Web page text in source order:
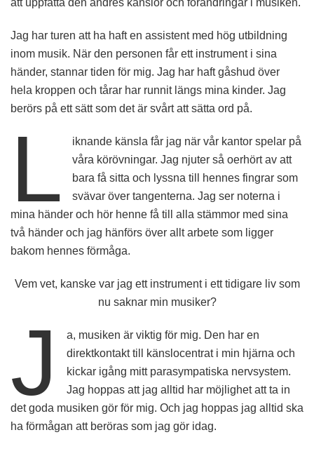
Jag har turen att ha haft en assistent med hög utbildning
inom musik. När den personen får ett instrument i sina
händer, stannar tiden för mig. Jag har haft gåshud över
hela kroppen och tårar har runnit längs mina kinder. Jag
berörs på ett sätt som det är svårt att sätta ord på.
L
iknande känsla får jag när vår kantor spelar på
våra körövningar. Jag njuter så oerhört av att
bara få sitta och lyssna till hennes fingrar som
svävar över tangenterna. Jag ser noterna i
mina händer och hör henne få till alla stämmor med sina
två händer och jag hänförs över allt arbete som ligger
bakom hennes förmåga.
Vem vet, kanske var jag ett instrument i ett tidigare liv som
nu saknar min musiker?
J
a, musiken är viktig för mig. Den har en
direktkontakt till känslocentrat i min hjärna och
kickar igång mitt parasympatiska nervsystem.
Jag hoppas att jag alltid har möjlighet att ta in
det goda musiken gör för mig. Och jag hoppas jag alltid ska
ha förmågan att beröras som jag gör idag.